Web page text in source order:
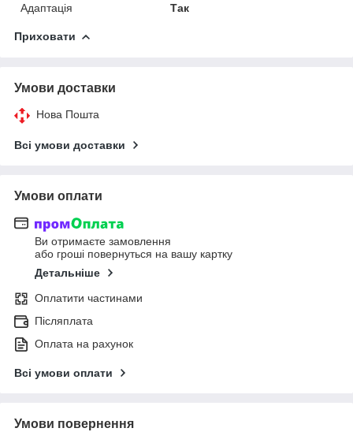
Адаптація Так
Приховати
Умови доставки
Нова Пошта
Всі умови доставки
Умови оплати
Ви отримаєте замовлення
або гроші повернуться на вашу картку
Детальніше
Оплатити частинами
Післяплата
Оплата на рахунок
Всі умови оплати
Умови повернення